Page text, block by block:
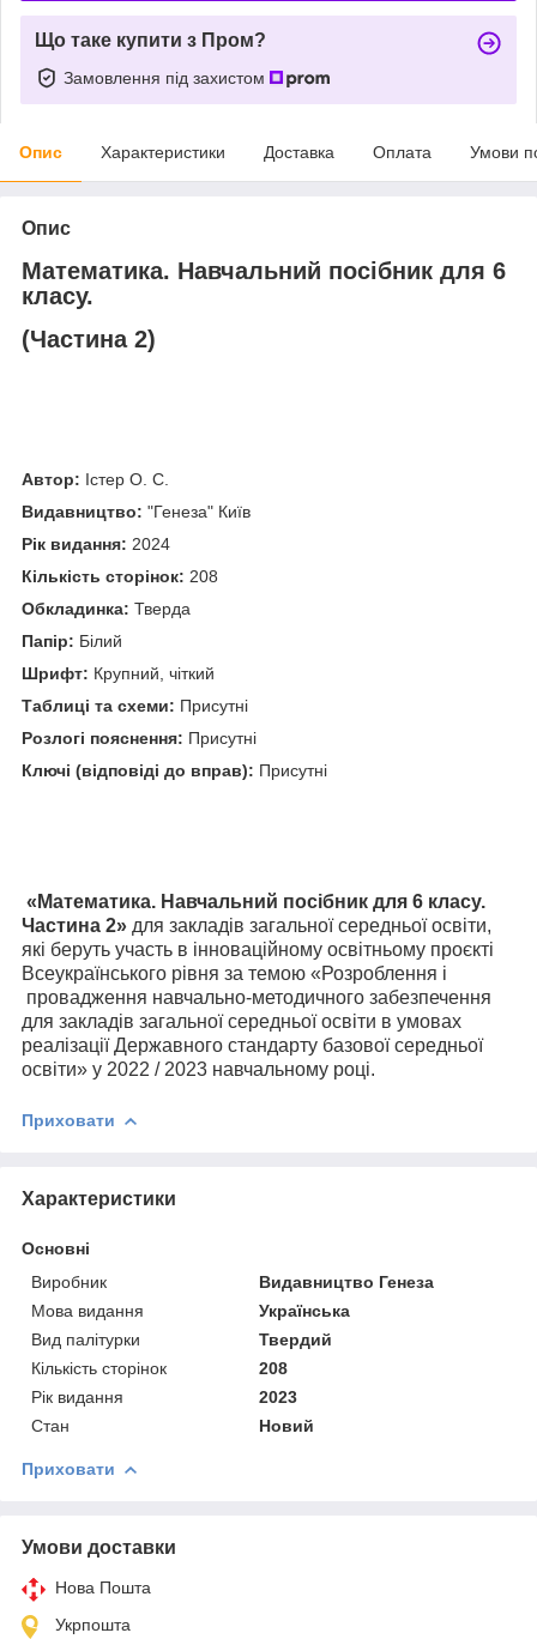
Що таке купити з Пром?
Замовлення під захистом
Опис Характеристики Доставка Оплата Умови
Опис
Математика. Навчальний посібник для 6
класу.
(Частина 2)
Автор: Істер О. С.
Видавництво: "Генеза" Київ
Рік видання: 2024
Кількість сторінок: 208
Обкладинка: Тверда
Папір: Білий
Шрифт: Крупний, чіткий
Таблиці та схеми: Присутні
Розлогі пояснення: Присутні
Ключі (відповіді до вправ): Присутні
«Математика. Навчальний посібник для 6 класу.
Частина 2» для закладів загальної середньої освіти,
які беруть участь в інноваційному освітньому проєкті
Всеукраїнського рівня за темою «Розроблення і
провадження навчально-методичного забезпечення
для закладів загальної середньої освіти в умовах
реалізації Державного стандарту базової середньої
освіти» у 2022 / 2023 навчальному році.
Приховати
Характеристики
Основні
Виробник
Видавництво Генеза
Мова видання
Українська
Вид палітурки
Твердий
Кількість сторінок
208
Рік видання
2023
Стан
Новий
Приховати
Умови доставки
Нова Пошта
Укрпошта